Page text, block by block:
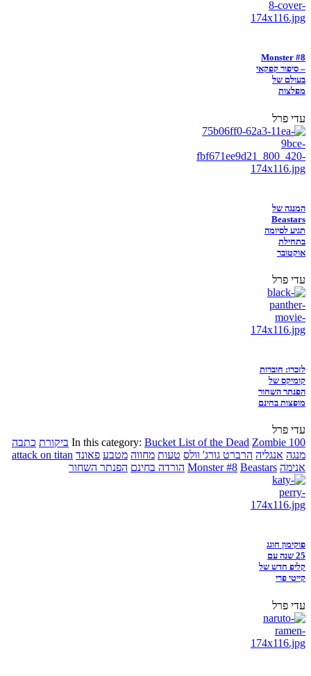
Monster #8
– סיפור קפקאי
בעולם של
מפלצות
עדי פרל
המנגה של
Beastars
תגיע לסיומה
בתחילת
אוקטובר
עדי פרל
לזכרו: חוברות
קומיקס של
הפנתר השחור
מופצות בחינם
עדי פרל
In this category: Bucket List of the Dead Zombie 100 ביקורת כתבה
מנגה אנגליה הרברט גורג' וולס טעות מחווה מטבע פאונד attack on titan
אנימה
Monster #8 Beastars הורדה בחינם הפנתר השחור
פוקימון חוגג
25 שנה עם
קליפ חדש של
קייטי פרי
עדי פרל